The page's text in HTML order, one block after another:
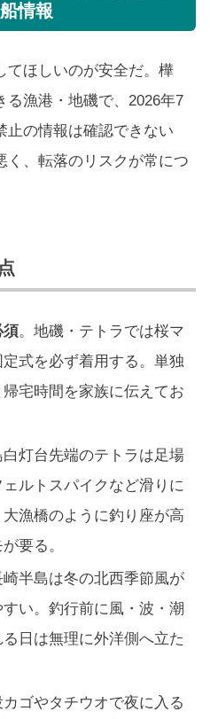
情報
てほしいのが安全だ。樺
る漁港・地磯で、2026年7
止の情報は確認できない
く、転落のリスクが常につ
須。地磯・テトラでは桜マ
式を必ず着用する。単独
宅時間を家族に伝えてお
灯台先端のテトラは足場
ルトスパイクなど滑りに
漁橋のように釣り座が高
要る。
崎半島は冬の北西季節風が
い。釣行前に風・波・潮
日は無理に外洋側へ立た
ゴやタチウオで夜に入る